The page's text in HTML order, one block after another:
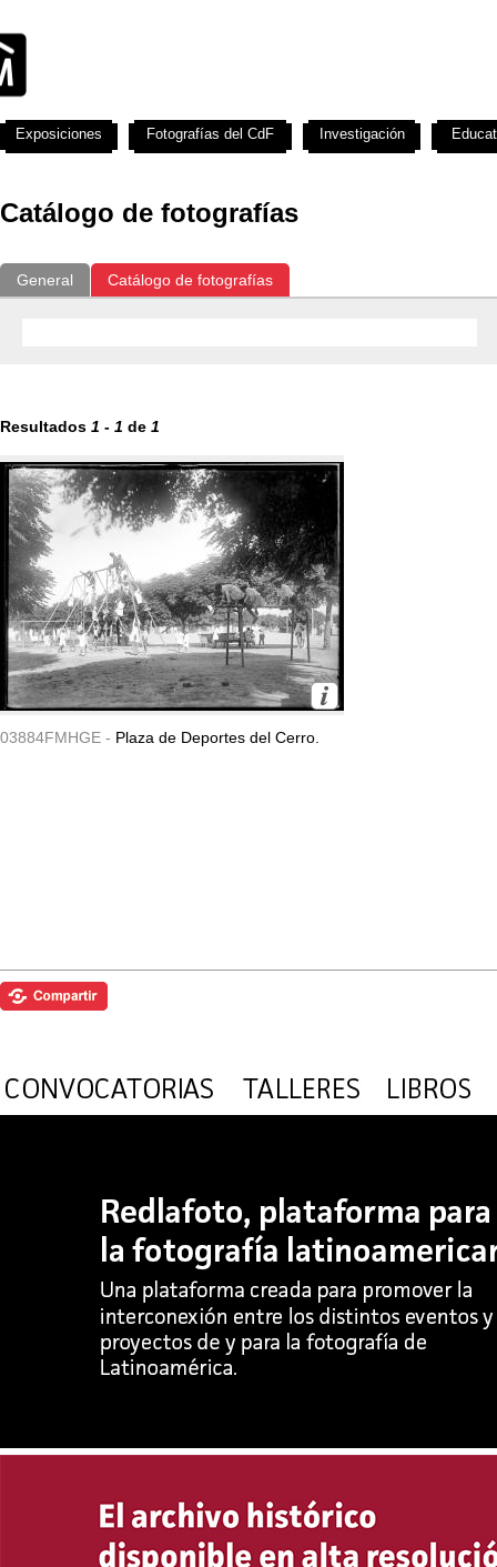
Catálogo de fotografías
General Catálogo de fotografías
Resultados 1 - 1 de 1
03884FMHGE - Plaza de Deportes del Cerro.
Exposiciones Fotografías del CdF Investigación